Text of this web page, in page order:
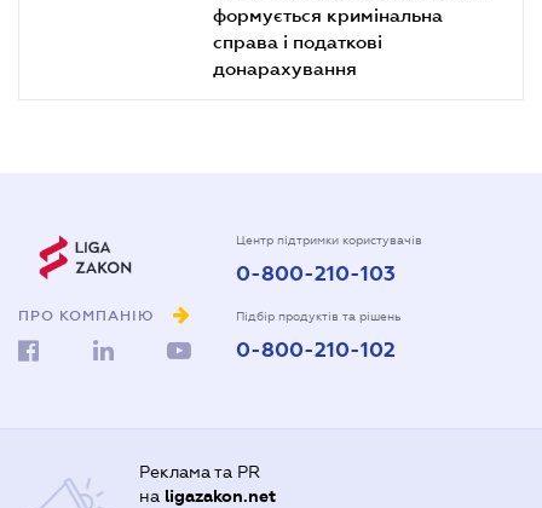
формується кримінальна
справа і податкові
донарахування
ПРО КОМПАНІЮ
Центр підтримки користувачів
0-800-210-103
Підбір продуктів та рішень
0-800-210-102
Реклама та PR
на ligazakon.net